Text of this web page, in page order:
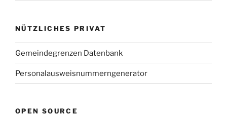
NÜTZLICHES PRIVAT
Gemeindegrenzen Datenbank
Personalausweisnummerngenerator
OPEN SOURCE